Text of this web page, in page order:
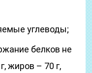
углеводы;
белков не
жиров – 70 г,